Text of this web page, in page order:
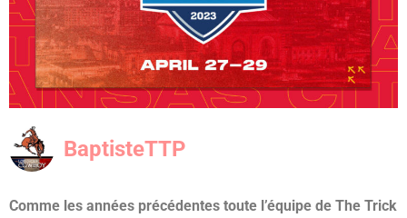
BaptisteTTP
Comme les années précédentes toute l’équipe de The Trick